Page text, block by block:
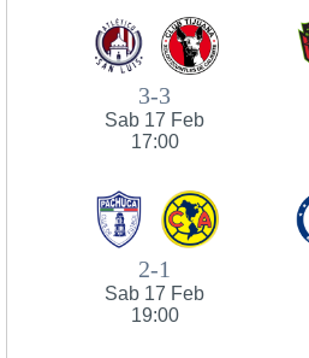
3-3
Sab 17 Feb
17:00
2-1
Sab 17 Feb
19:00